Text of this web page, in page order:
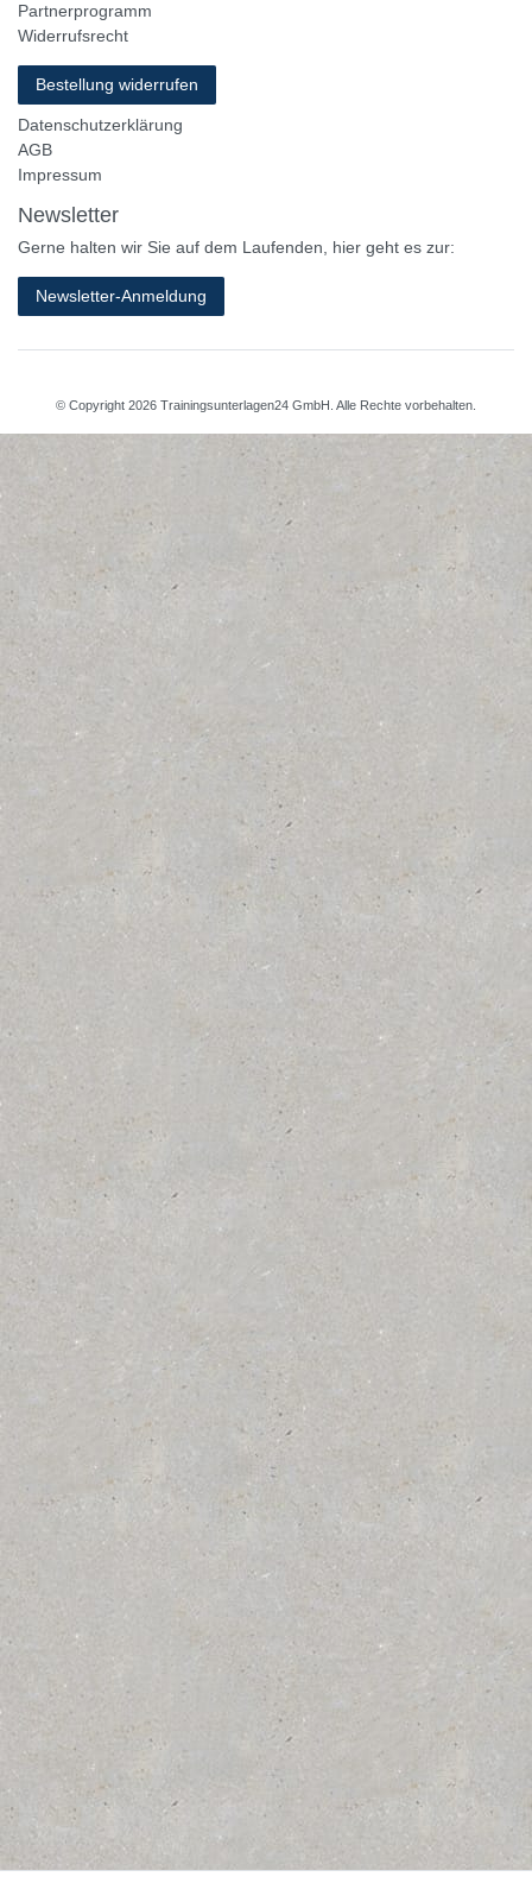
Partnerprogramm
Widerrufsrecht
Bestellung widerrufen
Datenschutzerklärung
AGB
Impressum
Newsletter
Gerne halten wir Sie auf dem Laufenden, hier geht es zur:
Newsletter-Anmeldung
© Copyright 2026 Trainingsunterlagen24 GmbH. Alle Rechte vorbehalten.